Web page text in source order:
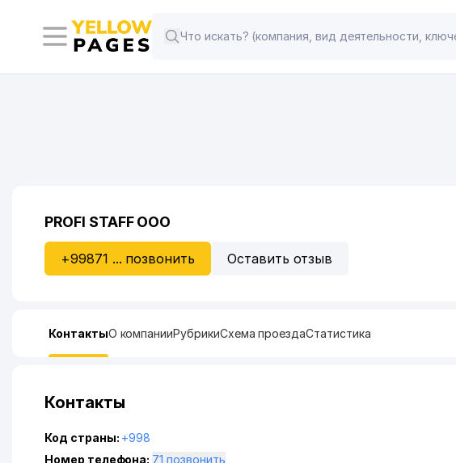
PROFI STAFF ООО
+99871 ... позвонить Оставить отзыв
КонтактыО компанииРубрикиСхема проездаСтатистика
Контакты
Код страны: +998
Номер телефона:
71 позвонить